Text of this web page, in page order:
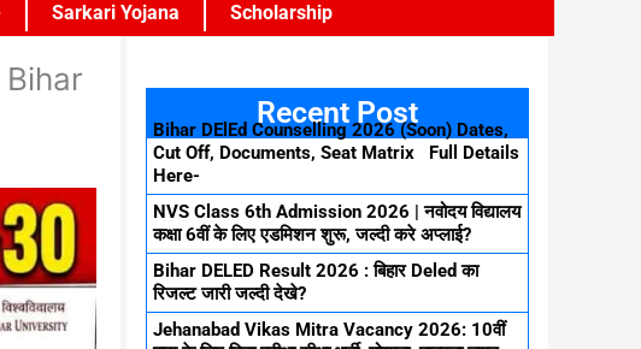
Sarkari Yojana Scholarship
Recent Post
Bihar DElEd Counselling 2026 (Soon) Dates,
Cut Off, Documents, Seat Matrix Full Details
Here-
NVS Class 6th Admission 2026 | नवोदय विद्यालय
कक्षा 6वीं के लिए एडमिशन शुरू, जल्दी करे अप्लाई?
Bihar DELED Result 2026 : बिहार Deled का
रिजल्ट जारी जल्दी देखे?
Jehanabad Vikas Mitra Vacancy 2026: 10वीं